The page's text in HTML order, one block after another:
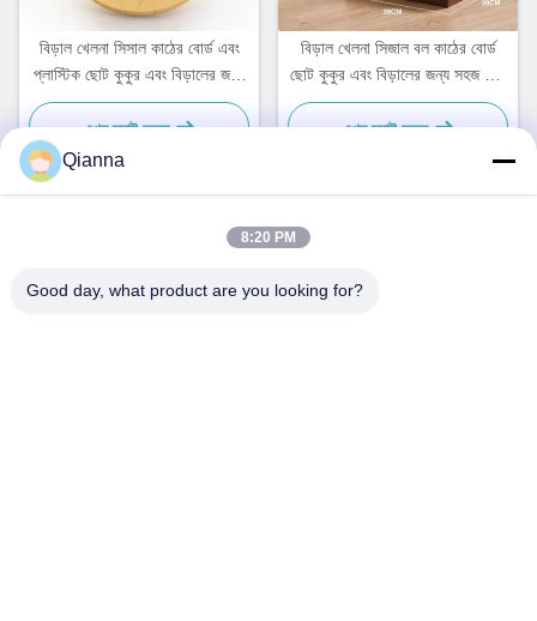
বিড়াল খেলনা সিসাল কাঠের বোর্ড এবং
প্লাস্টিক ছোট কুকুর এবং বিড়ালের জন্য
সহজ এবং ব্যবহারিক
এখন চ্যাট করুন
বিড়াল খেলনা সিজাল বল কাঠের বোর্ড
ছোট কুকুর এবং বিড়ালের জন্য সহজ এবং
ব্যবহারিক
এখন চ্যাট করুন
Qianna
8:20 PM
Good day, what product are you looking for?